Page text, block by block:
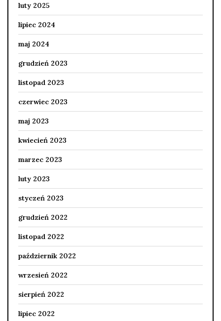
luty 2025
lipiec 2024
maj 2024
grudzień 2023
listopad 2023
czerwiec 2023
maj 2023
kwiecień 2023
marzec 2023
luty 2023
styczeń 2023
grudzień 2022
listopad 2022
październik 2022
wrzesień 2022
sierpień 2022
lipiec 2022